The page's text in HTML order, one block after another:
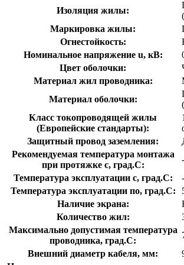
Изоляция жилы:
Маркировка жилы:
Огнестойкость:
Номинальное напряжение u, кВ:
Цвет оболочки:
Материал жил проводника:
Материал оболочки:
Класс токопроводящей жилы
(Европейские стандарты):
Защитный провод заземления:
Рекомендуемая температура монтажа
при протяжке с, град.C:
Температура эксплуатации с, град.C:
Температура эксплуатации по, град.C:
Наличие экрана:
Количество жил:
Максимально допустимая температура
проводника, град.C:
Внешний диаметр кабеля, мм: